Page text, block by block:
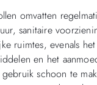
omvatten
sanitaire
ruimtes, evenals
en het
schoon te